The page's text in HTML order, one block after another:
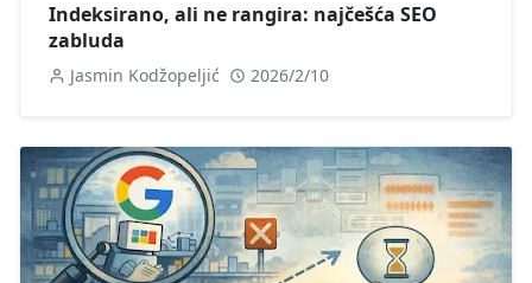
Indeksirano, ali ne rangira: najčešća SEO
zabluda
Jasmin Kodžopeljić 2026/2/10